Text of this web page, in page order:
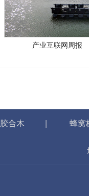
产业互联网周报
胶合木 | 蜂窝